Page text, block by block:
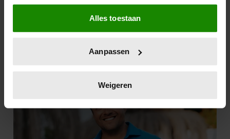
Als u het toestaat, willen we ook graag:
Informatie verzamelen over uw geografische
locatie, die tot een paar meter nauwkeurig kan zijn
scannen op specifieke eigenschappen (fingerprinting)
verwerkt en stel uw voorkeuren in het
intrekken in de Cookieverklaring.
We gebruiken cookies om content en advertenties te
Alles toestaan
Aanpassen
Weigeren